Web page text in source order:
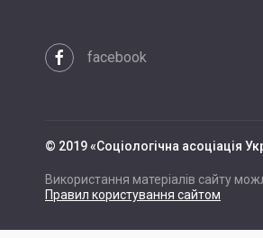
facebook
© 2019 «Cоціологічна асоціація
Використання матеріалів сайту
Правил користування сайтом